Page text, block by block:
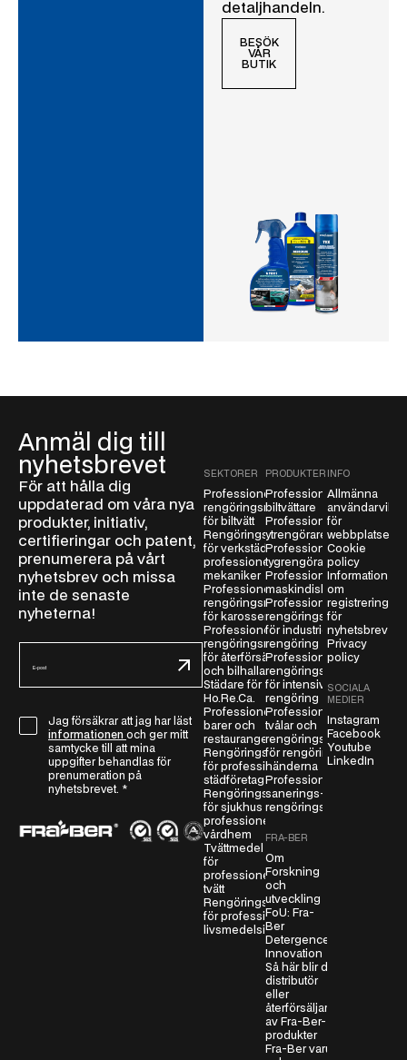
detaljhandeln.
BESÖK
VÅR
BUTIK
Anmäl dig till
nyhetsbrevet
För att hålla dig
uppdaterad om våra nya
produkter, initiativ,
certifieringar och patent,
prenumerera på vårt
nyhetsbrev och missa
inte de senaste
nyheterna!
p
G
v
Jag försäkrar att jag har läst
informationen och ger mitt
samtycke till att mina
uppgifter behandlas för
prenumeration på
nyhetsbrevet. *
SEKTORER
Professionella
rengöringsmedel
för biltvätt
Rengöringsmedel
för verkstäder och
professionella
mekaniker
Professionella
rengöringsmedel
för karosseri
Professionella
rengöringsmedel
för återförsäljare
och bilhallar
Städare för
Ho.Re.Ca.
Professionella
barer och
restauranger
Rengöringsmedel
för professionella
städföretag
Rengöringsmedel
för sjukhus och
professionella
vårdhem
Tvättmedel
för
professionell
tvätt
Rengöringsmedel
för professionella
livsmedelsindustrier
PRODUKTER
Professionella
biltvättare
Professionella
ytrengörare
Professionella
tygrengörare
Professionella
maskindiskmedel
Professionella
rengöringsmedel
för industriell
rengöring
Professionella
rengöringsmedel
för intensiv
rengöring
Professionella
tvålar och
rengöringsmedel
för rengöring av
händerna
Professionella
sanerings- och
rengöringsmedel
FRA-BER
Om
Forskning
och
utveckling
FoU: Fra-
Ber
Detergence
Innovation
Så här blir du
distributör
eller
återförsäljare
av Fra-Ber-
produkter
Fra-Ber varumärken
INFO
Allmänna
för
webbplatsen
Cookie
policy
Information
om
registrering
för
nyhetsbrev
Privacy
policy
SOCIALA
MEDIER
Instagram
Facebook
Youtube
LinkedIn